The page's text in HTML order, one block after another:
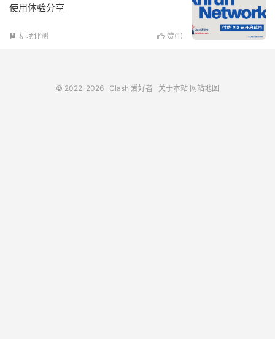
使用体验分享
 赞(1 )
 机场评测
© 2022-2026 Clash 爱好者 关于本站 网站地图